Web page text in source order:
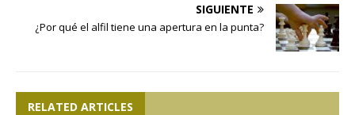
SIGUIENTE
¿Por qué el alfil tiene una apertura en la punta?
RELATED ARTICLES